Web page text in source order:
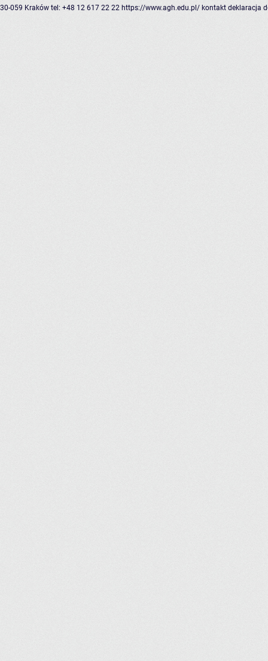
30-059 Kraków tel: +48 12 617 22 22 https://www.agh.edu.pl/ kontakt deklaracja